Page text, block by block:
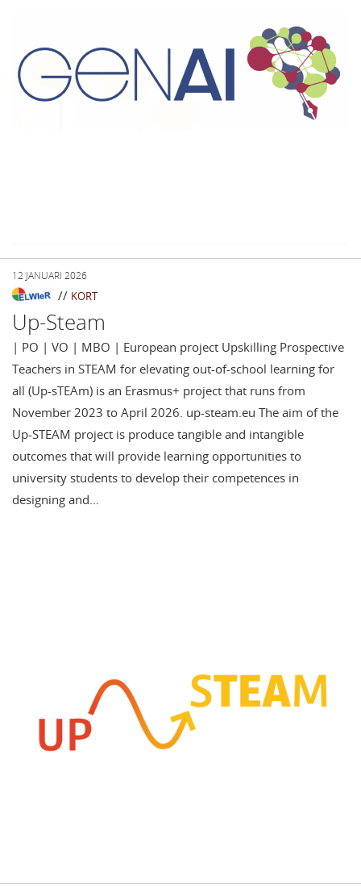
12 JANUARI 2026
// KORT
Up-Steam
| PO | VO | MBO | European project Upskilling Prospective
Teachers in STEAM for elevating out-of-school learning for
all (Up-sTEAm) is an Erasmus+ project that runs from
November 2023 to April 2026. up-steam.eu The aim of the
Up-STEAM project is produce tangible and intangible
outcomes that will provide learning opportunities to
university students to develop their competences in
designing and…